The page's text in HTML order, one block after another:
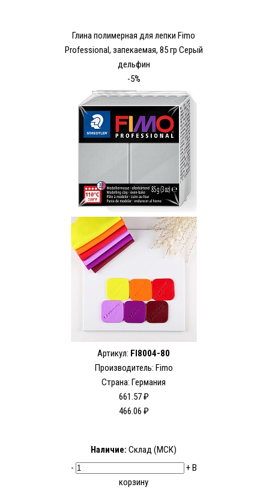
Глина полимерная для лепки Fimo
Рrofessional, запекаемая, 85 гр Серый
дельфин
-5%
Артикул: FI8004-80
Производитель: Fimo
Страна: Германия
661.57 ₽
466.06 ₽
Наличие: Склад (МСК)
-
+В
корзину